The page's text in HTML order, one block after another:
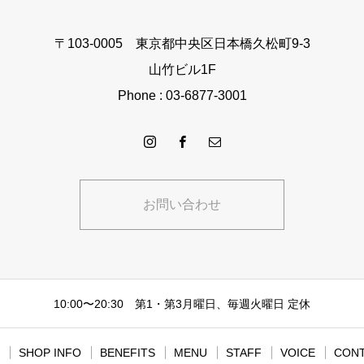
〒103-0005 東京都中央区日本橋久松町9-3
山竹ビル1F
Phone : 03-6877-3001
お問い合わせ
10:00〜20:30 第1・第3月曜日、毎週火曜日 定休
SHOP INFO BENEFITS MENU STAFF VOICE